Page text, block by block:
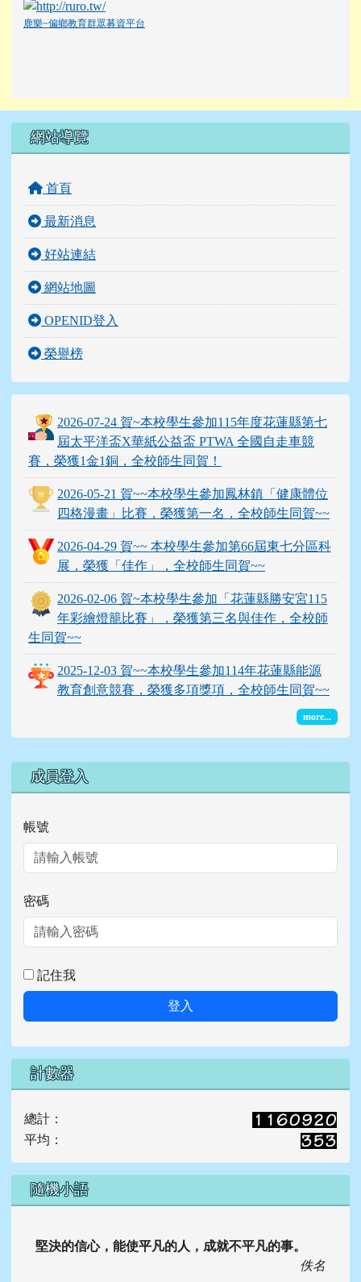
鹿樂~偏鄉教育群眾募資平台
左邊區域內容
網站導覽
首頁
最新消息
好站連結
網站地圖
OPENID登入
榮譽榜
2026-07-24 賀~本校學生參加115年度花蓮縣第七
屆太平洋盃X華紙公益盃 PTWA 全國自走車競
賽，榮獲1金1銅，全校師生同賀！
2026-05-21 賀~~本校學生參加鳳林鎮「健康體位
四格漫畫」比賽，榮獲第一名，全校師生同賀~~
2026-04-29 賀~~ 本校學生參加第66屆東七分區科
展，榮獲「佳作」，全校師生同賀~~
2026-02-06 賀~本校學生參加「花蓮縣勝安宮115
年彩繪燈籠比賽」，榮獲第三名與佳作，全校師
生同賀~~
2025-12-03 賀~~本校學生參加114年花蓮縣能源
教育創意競賽，榮獲多項獎項，全校師生同賀~~
more...
右邊區域內容
成員登入
帳號
密碼
記住我
登入
計數器
總計：
平均：
隨機小語
堅決的信心，能使平凡的人，成就不平凡的事。
佚名